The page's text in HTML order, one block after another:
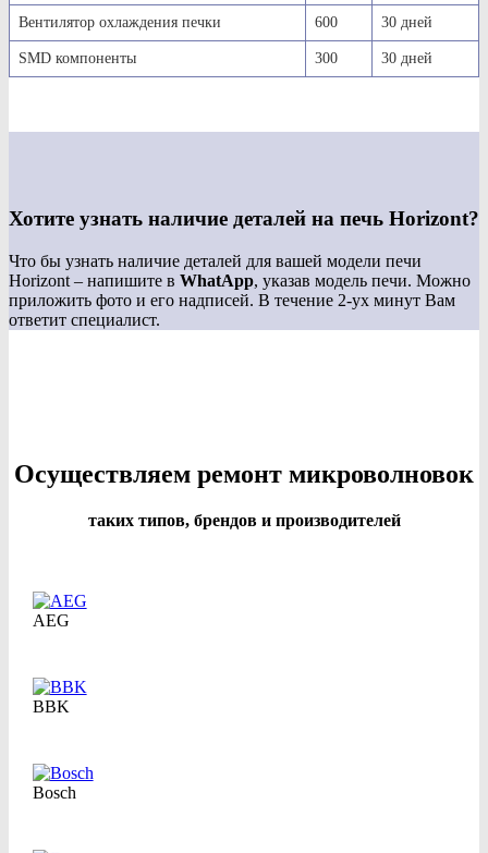
Вентилятор охлаждения печки 600 30 дней
SMD компоненты 300 30 дней
Хотите узнать наличие деталей на печь Horizont?
Что бы узнать наличие деталей для вашей модели печи
Horizont – напишите в WhatApp, указав модель печи. Можно
приложить фото и его надписей. В течение 2-ух минут Вам
ответит специалист.
Осуществляем ремонт микроволновок
таких типов, брендов и производителей
AEG
BBK
Bosch